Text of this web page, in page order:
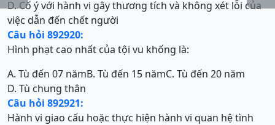
D. Cố ý với hành vi gây thương tích và không xét lỗi của
việc dẫn đến chết người
Câu hỏi 892920:
Hình phạt cao nhất của tội vu khống là:
A. Tù đến 07 nămB. Tù đến 15 nămC. Tù đến 20 năm
D. Tù chung thân
Câu hỏi 892921:
Hành vi giao cấu hoặc thực hiện hành vi quan hệ tình